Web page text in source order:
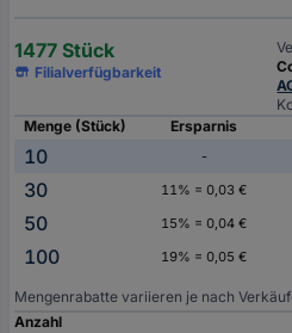
1477 Stück
Filialverfügbarkeit
Menge (Stück)
Ersparnis
10 -
30
11% = 0,03 €
50
15% = 0,04 €
100
19% = 0,05 €
Mengenrabatte variieren je nach
Anzahl